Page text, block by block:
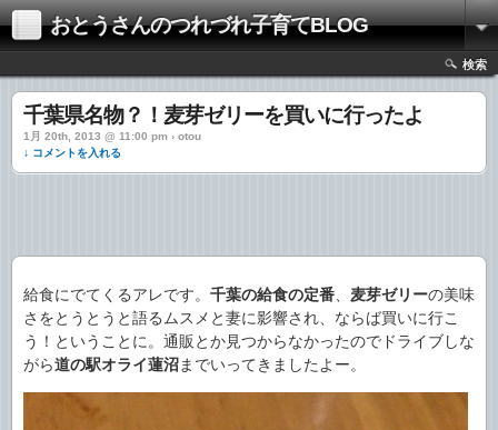
おとうさんのつれづれ子育てBLOG
検索
千葉県名物？！麦芽ゼリーを買いに行ったよ
1月 20th, 2013 @ 11:00 pm › otou
↓ コメントを入れる
給食にでてくるアレです。 千葉の給食の定番 麦芽ゼリーの美味
さをとうとうと語るムスメと妻に影響され、ならば買いに行こ
う！ということに。通販とか見つからなかったのでドライブしな
がら道の駅オライ蓮沼までいってきましたよー。